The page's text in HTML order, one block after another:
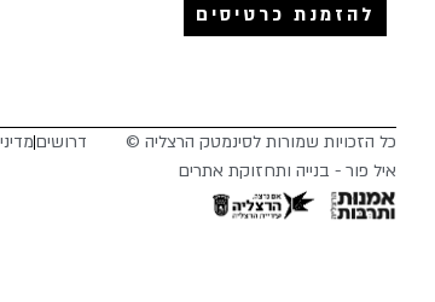
להזמנת כרטיסים
כל הזכויות שמורות לסינמטק הרצליה ©
איל פור - בנייה ותחזוקת אתרים
דרושים